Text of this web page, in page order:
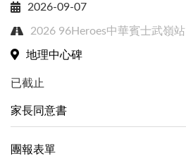
2026-09-07
2026 96Heroes中華賓士武嶺站
地理中心碑
已截止
家長同意書
團報表單